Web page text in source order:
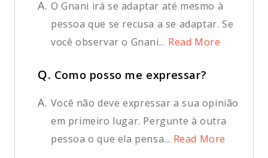
A. O Gnani irá se adaptar até mesmo à
pessoa que se recusa a se adaptar. Se
você observar o Gnani... Read More
Q. Como posso me expressar?
A. Você não deve expressar a sua opinião
em primeiro lugar. Pergunte à outra
pessoa o que ela pensa... Read More